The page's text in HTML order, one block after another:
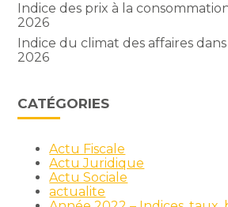
Indice des prix à la
2026
Indice du climat des affaires
2026
CATÉGORIES
Actu Fiscale
Actu Juridique
Actu Sociale
actualite